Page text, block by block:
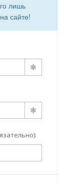
лишь
сайте!